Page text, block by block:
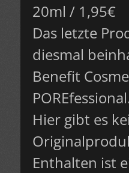
20ml / 1,95€
Das letzte
diesmal
Benefit
Hier gibt es
Enthalten ist